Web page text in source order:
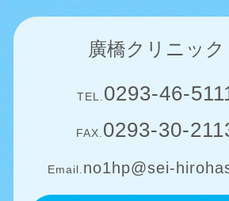
廣橋クリニック
TEL. 0293-46-
FAX. 0293-30-
Email. no1hp@sei-